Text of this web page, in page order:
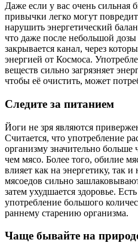
Даже если у вас очень сильная
привычки легко могут
нарушить энергетический
что даже после небольшой дозы
закрывается канал, через
энергией от Космоса.
веществ сильно загрязняет
чтобы её очистить, может
Следите за питанием
Йоги не зря являются
Считается, что употребление
организму значительно больше
чем мясо. Более того, обилие
влияет как на энергетику, так
мясоедов сильно
затем ухудшается здоровье.
употребление большого
раннему старению организма.
Чаще бывайте на